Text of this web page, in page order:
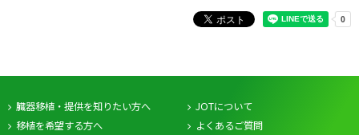
臓器移植・提供を知りたい方へ
移植を希望する方へ
JOTについて
よくあるご質問